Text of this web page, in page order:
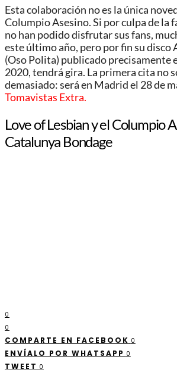
Esta colaboración no es la única
Columpio Asesino. Si por culpa de la
no han podido disfrutar sus fans,
este último año, pero por fin su disco
(Oso Polita) publicado precisamente
2020, tendrá gira. La primera cita no
demasiado: será en Madrid el 28 de
Tomavistas Extra.
Love of Lesbian y el Columpio
Catalunya Bondage
0
0
COMPARTE EN FACEBOOK 0
ENVÍALO POR WHATSAPP 0
TWEET 0